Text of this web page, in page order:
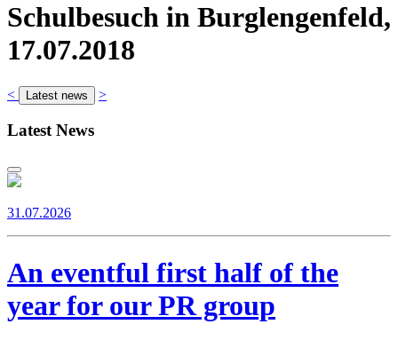
Schulbesuch in Burglengenfeld,
17.07.2018
< Latest news >
Latest News
31.07.2026
An eventful first half of the
year for our PR group